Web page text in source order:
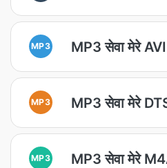
MP3 MP3 सेवा मेरे AVI
MP3 MP3 सेवा मेरे
MP3 MP3 सेवा मेरे